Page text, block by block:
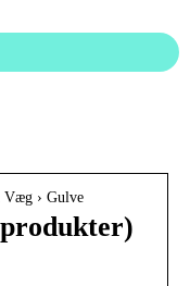
Væg › Gulve